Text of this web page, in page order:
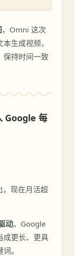
，Omni 这次
生成视频，
保持时间一致
Google 每
现在月活超
动。Google
成更长、更具
。